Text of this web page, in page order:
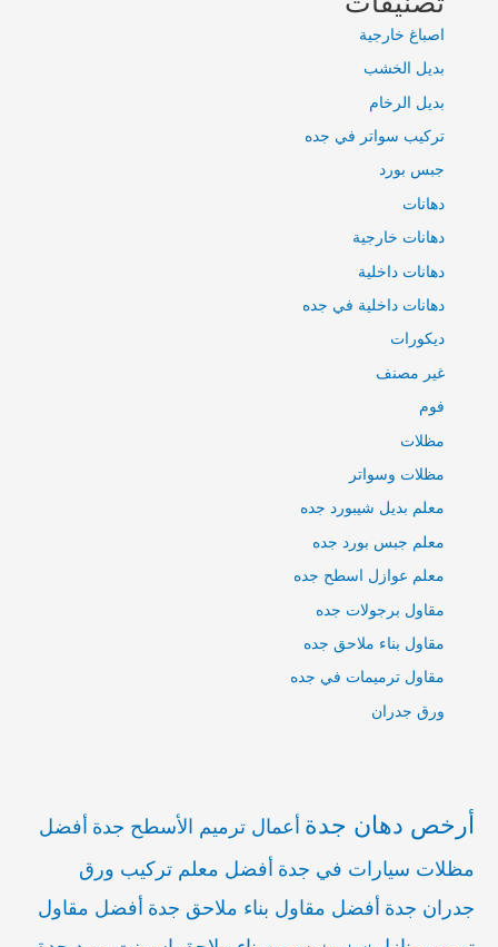
اصباغ خارجية
بديل الخشب
بديل الرخام
تركيب سواتر في جده
جبس بورد
دهانات
دهانات خارجية
دهانات داخلية
دهانات داخلية في جده
ديكورات
غير مصنف
فوم
مظلات
مظلات وسواتر
معلم بديل شيبورد جده
معلم جبس بورد جده
معلم عوازل اسطح جده
مقاول برجولات جده
مقاول بناء ملاحق جده
مقاول ترميمات في جده
ورق جدران
أرخص دهان جدة أعمال ترميم الأسطح جدة أفضل
مظلات سيارات في جدة أفضل معلم تركيب ورق
جدران جدة أفضل مقاول بناء ملاحق جدة أفضل مقاول